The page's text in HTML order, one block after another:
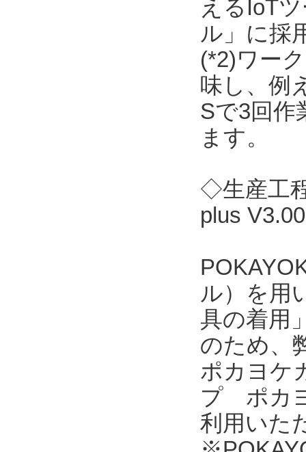
えるIoT
ル」に採
(*2)ワー
味し、例
Sで3回作
ます。
◇生産工
plus
ル）を用
具の着用
のため、
ポカヨケ
プ ポカ
利用いた